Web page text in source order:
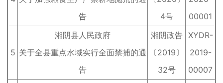
告
4号
00001
5
湘阴县人民政府
关于全县重点水域实行全面禁捕的通
告
湘阴政告
〔2019〕
32号
XYDR-
2019-
00007